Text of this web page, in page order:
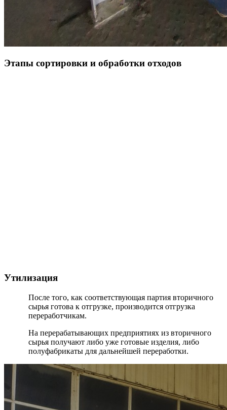
Этапы сортировки и обработки отходов
Утилизация
После того, как соответствующая партия вторичного
сырья готова к отгрузке, производится отгрузка
переработчикам.
На перерабатывающих предприятиях из вторичного
сырья получают либо уже готовые изделия, либо
полуфабрикаты для дальнейшей переработки.